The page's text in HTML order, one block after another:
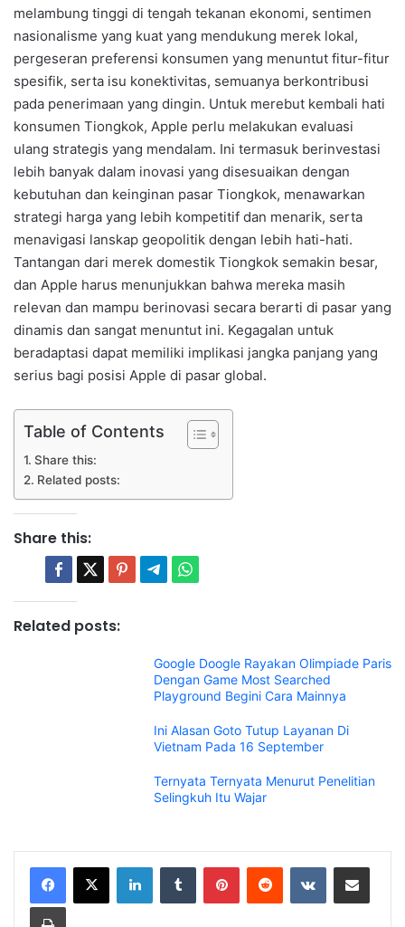
melambung tinggi di tengah tekanan ekonomi, sentimen
nasionalisme yang kuat yang mendukung merek lokal,
pergeseran preferensi konsumen yang menuntut fitur-fitur
spesifik, serta isu konektivitas, semuanya berkontribusi
pada penerimaan yang dingin. Untuk merebut kembali hati
konsumen Tiongkok, Apple perlu melakukan evaluasi
ulang strategis yang mendalam. Ini termasuk berinvestasi
lebih banyak dalam inovasi yang disesuaikan dengan
kebutuhan dan keinginan pasar Tiongkok, menawarkan
strategi harga yang lebih kompetitif dan menarik, serta
menavigasi lanskap geopolitik dengan lebih hati-hati.
Tantangan dari merek domestik Tiongkok semakin besar,
dan Apple harus menunjukkan bahwa mereka masih
relevan dan mampu berinovasi secara berarti di pasar yang
dinamis dan sangat menuntut ini. Kegagalan untuk
beradaptasi dapat memiliki implikasi jangka panjang yang
serius bagi posisi Apple di pasar global.
Table of Contents
Share this:
Related posts:
Share this:
Related posts:
Google Doogle Rayakan Olimpiade Paris
Dengan Game Most Searched
Playground Begini Cara Mainnya
Ini Alasan Goto Tutup Layanan Di
Vietnam Pada 16 September
Ternyata Ternyata Menurut Penelitian
Selingkuh Itu Wajar